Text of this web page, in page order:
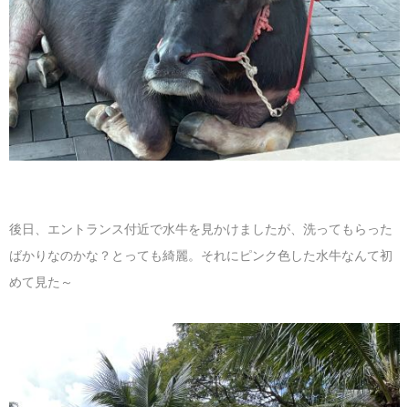
後日、エントランス付近で水牛を見かけましたが、洗ってもらった
ばかりなのかな？とっても綺麗。それにピンク色した水牛なんて初
めて見た～